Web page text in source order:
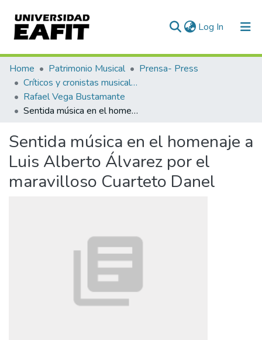
Log In (current)
Communities & Collections
All of DSpace
Statistics
Home Patrimonio Musical
Prensa- Press
Críticos y cronistas musicales
Rafael Vega Bustamante
Sentida música en el homenaje a Luis Alberto Álvarez por el maravilloso Cuarteto Danel
Sentida música en el homenaje a
Luis Alberto Álvarez por el
maravilloso Cuarteto Danel